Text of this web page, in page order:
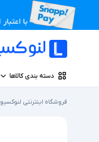
دسته بندی کالاها
فروشگاه اینترنتی لنوکسیو